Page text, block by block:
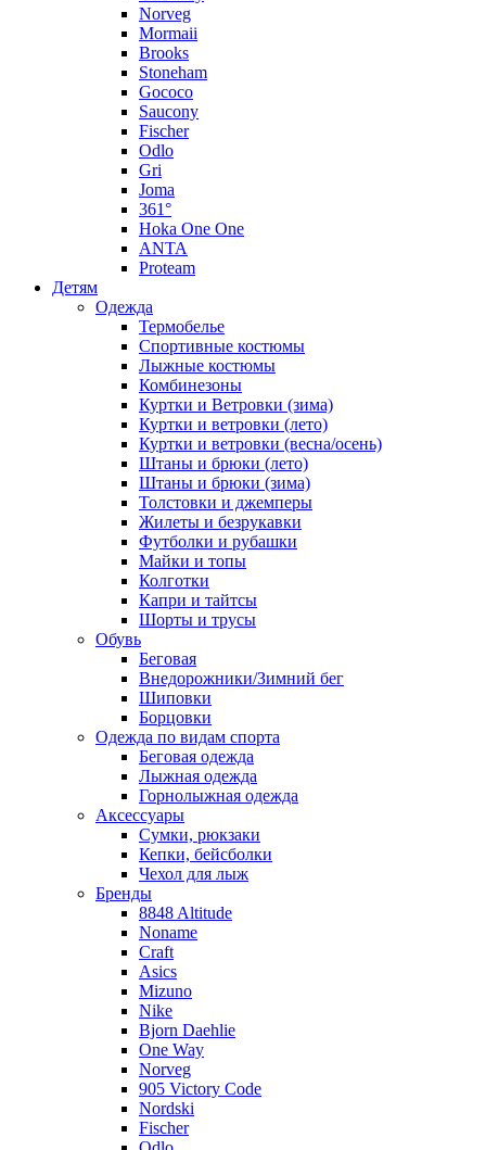
Norveg
Mormaii
Brooks
Stoneham
Gococo
Saucony
Fischer
Odlo
Gri
Joma
361°
Hoka One One
ANTA
Proteam
Детям
Одежда
Термобелье
Спортивные костюмы
Лыжные костюмы
Комбинезоны
Куртки и Ветровки (зима)
Куртки и ветровки (лето)
Куртки и ветровки (весна/осень)
Штаны и брюки (лето)
Штаны и брюки (зима)
Толстовки и джемперы
Жилеты и безрукавки
Футболки и рубашки
Майки и топы
Колготки
Капри и тайтсы
Шорты и трусы
Обувь
Беговая
Внедорожники/Зимний бег
Шиповки
Борцовки
Одежда по видам спорта
Беговая одежда
Лыжная одежда
Горнолыжная одежда
Аксессуары
Сумки, рюкзаки
Кепки, бейсболки
Чехол для лыж
Бренды
8848 Altitude
Noname
Craft
Asics
Mizuno
Nike
Bjorn Daehlie
One Way
Norveg
905 Victory Code
Nordski
Fischer